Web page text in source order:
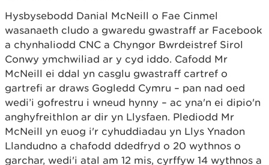
Hysbysebodd Danial McNeill o Fae Cinmel
wasanaeth cludo a gwaredu gwastraff ar Facebook
a chynhaliodd CNC a Chyngor Bwrdeistref Sirol
Conwy ymchwiliad ar y cyd iddo. Cafodd Mr
McNeill ei ddal yn casglu gwastraff cartref o
gartrefi ar draws Gogledd Cymru – pan nad oed
wedi’i gofrestru i wneud hynny – ac yna'n ei dipio'n
anghyfreithlon ar dir yn Llysfaen. Plediodd Mr
McNeill yn euog i'r cyhuddiadau yn Llys Ynadon
Llandudno a chafodd ddedfryd o 20 wythnos o
garchar, wedi'i atal am 12 mis, cyrffyw 14 wythnos a